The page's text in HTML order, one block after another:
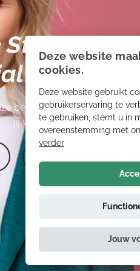
Storm ook
media :)
bezoekers ons een4.6/5:-)
jij van ons?
Deze website
cookies.
Deze website gebruikt
gebruikerservaring te
te gebruiken, stemt u in
overeenstemming met
verder
Jouw